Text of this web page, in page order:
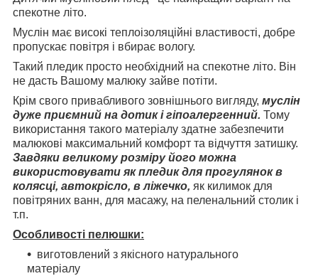
спекотне літо.
Муслін має високі теплоізоляційні властивості, добре
пропускає повітря і вбирає вологу.
Такий пледик просто необхідний на спекотне літо. Він
не дасть Вашому малюку зайве потіти.
Крім свого привабливого зовнішнього вигляду, муслін
дуже приємний на дотик і гіпоалергенний. Тому
використання такого матеріалу здатне забезпечити
малюкові максимальний комфорт та відчуття затишку.
Завдяки великому розміру його можна
використовувати як пледик для прогулянок в
колясці, автокрісло, в ліжечко, як килимок для
повітряних ванн, для масажу, на пеленальний столик і
т.п.
Особливості пелюшки:
виготовлений з якісного натурального
матеріалу